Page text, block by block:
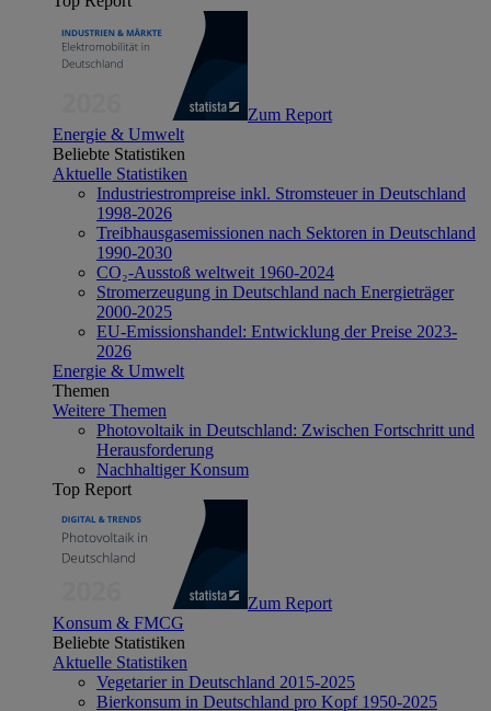
Zum Report
Energie & Umwelt
Beliebte Statistiken
Aktuelle Statistiken
Industriestrompreise inkl. Stromsteuer in Deutschland
1998-2026
Treibhausgasemissionen nach Sektoren in Deutschland
1990-2030
CO₂-Ausstoß weltweit 1960-2024
Stromerzeugung in Deutschland nach Energieträger
2000-2025
EU-Emissionshandel: Entwicklung der Preise 2023-
2026
Energie & Umwelt
Themen
Weitere Themen
Photovoltaik in Deutschland: Zwischen Fortschritt und
Herausforderung
Nachhaltiger Konsum
Top Report
Zum Report
Konsum & FMCG
Beliebte Statistiken
Aktuelle Statistiken
Vegetarier in Deutschland 2015-2025
Bierkonsum in Deutschland pro Kopf 1950-2025